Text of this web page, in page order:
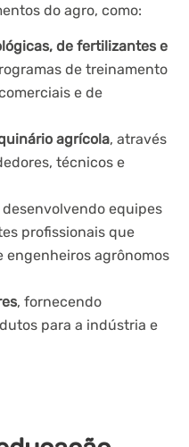
do agro, como:
de fertilizantes e
de treinamento
e de
agrícola, através
técnicos e
desenvolvendo equipes
profissionais que
engenheiros agrônomos
, fornecendo
para a indústria e